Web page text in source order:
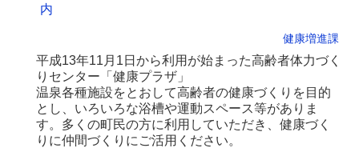
内
健康増進課
平成13年11月1日から利用が始まった高齢者体力づく
りセンター「健康プラザ」
温泉各種施設をとおして高齢者の健康づくりを目的
とし、いろいろな浴槽や運動スペース等がありま
す。多くの町民の方に利用していただき、健康づく
りに仲間づくりにご活用ください。